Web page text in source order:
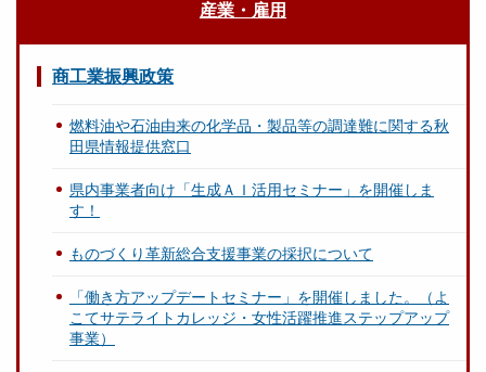
産業・雇用
商工業振興政策
燃料油や石油由来の化学品・製品等の調達難に関する秋
田県情報提供窓口
県内事業者向け「生成ＡＩ活用セミナー」を開催しま
す！
ものづくり革新総合支援事業の採択について
「働き方アップデートセミナー」を開催しました。（よ
こてサテライトカレッジ・女性活躍推進ステップアップ
事業）